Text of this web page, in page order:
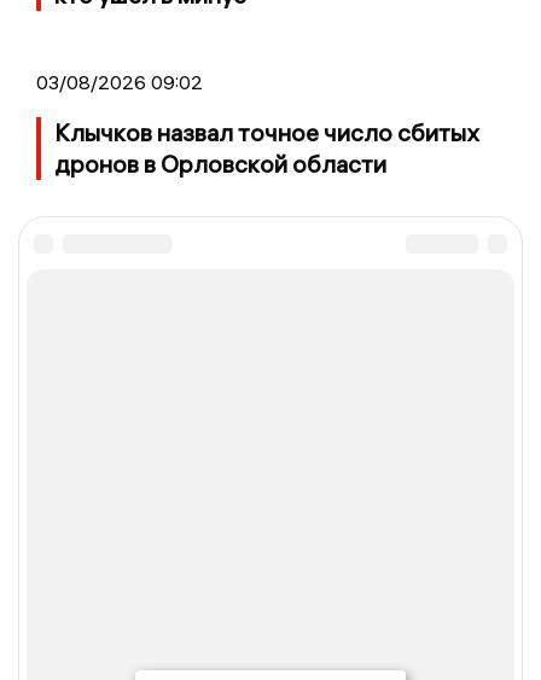
03/08/2026 09:02
Клычков назвал точное число сбитых
дронов в Орловской области